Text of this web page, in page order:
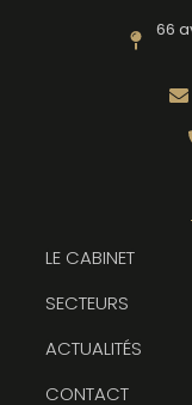
66
LE CABINET
SECTEURS
ACTUALITÉS
CONTACT